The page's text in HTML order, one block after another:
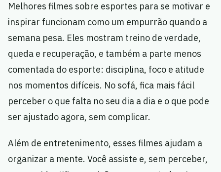
Melhores filmes sobre esportes para se motivar e
inspirar funcionam como um empurrão quando a
semana pesa. Eles mostram treino de verdade,
queda e recuperação, e também a parte menos
comentada do esporte: disciplina, foco e atitude
nos momentos difíceis. No sofá, fica mais fácil
perceber o que falta no seu dia a dia e o que pode
ser ajustado agora, sem complicar.
Além de entretenimento, esses filmes ajudam a
organizar a mente. Você assiste e, sem perceber,